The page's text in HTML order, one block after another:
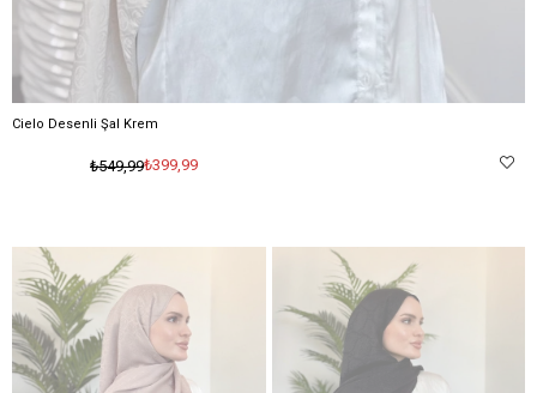
Cielo Desenli Şal Krem
₺399,99
₺549,99